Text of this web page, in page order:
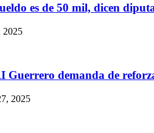
es de 50 mil, dicen
2025
Guerrero demanda de
2025